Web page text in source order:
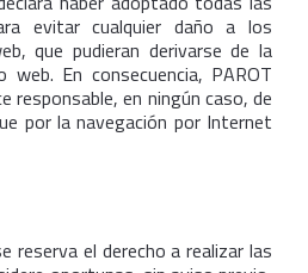
evitar cualquier daño a los
que pudieran derivarse de la
En consecuencia, PAROT
responsable, en ningún caso, de
por la navegación por Internet
reserva el derecho a realizar las